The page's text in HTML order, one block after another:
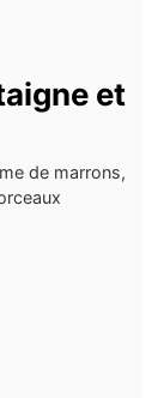
et
de marrons,